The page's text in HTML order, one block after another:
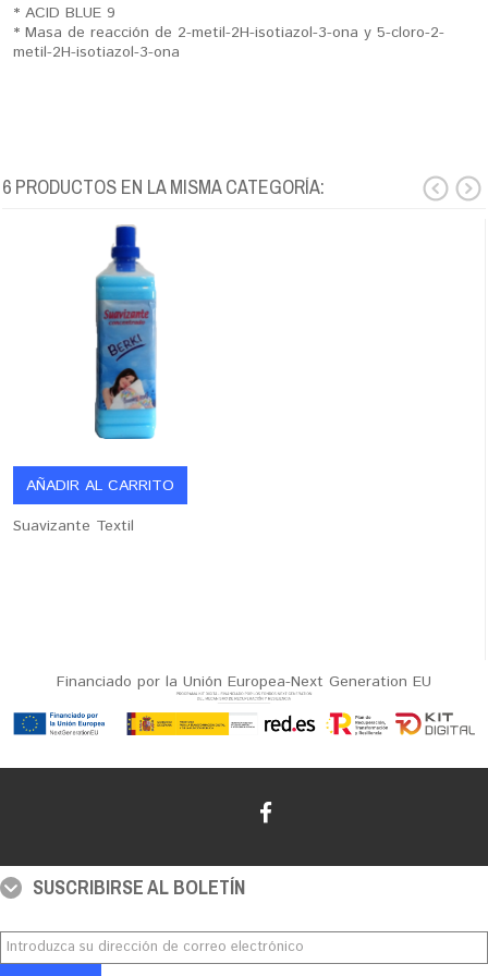
* ACID BLUE 9
* Masa de reacción de 2-metil-2H-isotiazol-3-ona y 5-cloro-2-
metil-2H-isotiazol-3-ona
6 PRODUCTOS EN LA MISMA CATEGORÍA:
Suavizante Textil
AÑADIR AL CARRITO
Financiado por la Unión Europea-Next Generation EU
SUSCRIBIRSE AL BOLETÍN